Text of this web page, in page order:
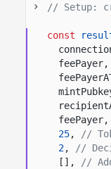
// Setup:
const
feePayer,
feePayer,
25,
//
2,
//
[],
//